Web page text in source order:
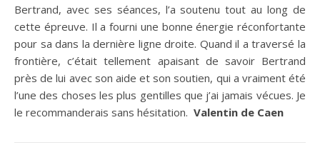
Bertrand, avec ses séances, l’a soutenu tout au long de
cette épreuve. Il a fourni une bonne énergie réconfortante
pour sa dans la dernière ligne droite. Quand il a traversé la
frontière, c’était tellement apaisant de savoir Bertrand
près de lui avec son aide et son soutien, qui a vraiment été
l’une des choses les plus gentilles que j’ai jamais vécues. Je
le recommanderais sans hésitation. Valentin de Caen